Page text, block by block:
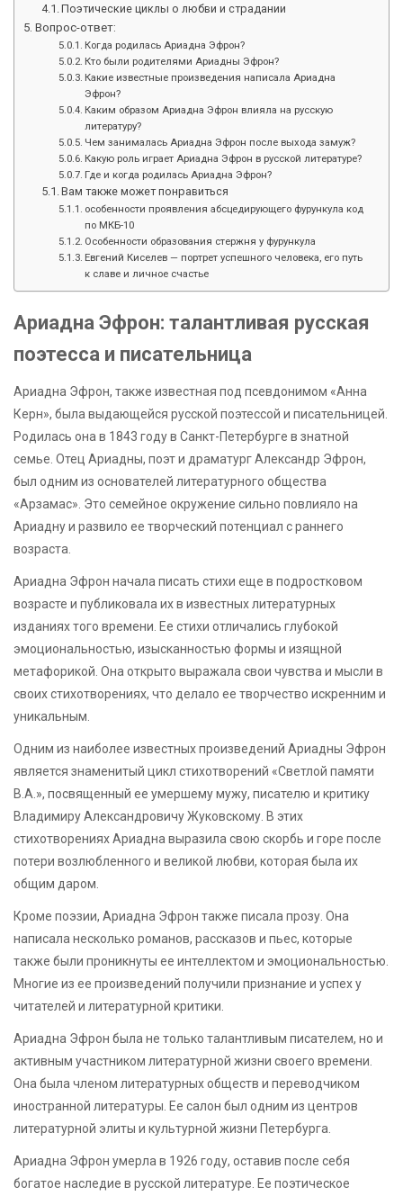
Поэтические циклы о любви и страдании
Вопрос-ответ:
Когда родилась Ариадна Эфрон?
Кто были родителями Ариадны Эфрон?
Какие известные произведения написала Ариадна
Эфрон?
Каким образом Ариадна Эфрон влияла на русскую
литературу?
Чем занималась Ариадна Эфрон после выхода замуж?
Какую роль играет Ариадна Эфрон в русской литературе?
Где и когда родилась Ариадна Эфрон?
Вам также может понравиться
особенности проявления абсцедирующего фурункула код
по МКБ-10
Особенности образования стержня у фурункула
Евгений Киселев — портрет успешного человека, его путь
к славе и личное счастье
Ариадна Эфрон: талантливая русская
поэтесса и писательница
Ариадна Эфрон, также известная под псевдонимом «Анна
Керн», была выдающейся русской поэтессой и писательницей.
Родилась она в 1843 году в Санкт-Петербурге в знатной
семье. Отец Ариадны, поэт и драматург Александр Эфрон,
был одним из основателей литературного общества
«Арзамас». Это семейное окружение сильно повлияло на
Ариадну и развило ее творческий потенциал с раннего
возраста.
Ариадна Эфрон начала писать стихи еще в подростковом
возрасте и публиковала их в известных литературных
изданиях того времени. Ее стихи отличались глубокой
эмоциональностью, изысканностью формы и изящной
метафорикой. Она открыто выражала свои чувства и мысли в
своих стихотворениях, что делало ее творчество искренним и
уникальным.
Одним из наиболее известных произведений Ариадны Эфрон
является знаменитый цикл стихотворений «Светлой памяти
В.А.», посвященный ее умершему мужу, писателю и критику
Владимиру Александровичу Жуковскому. В этих
стихотворениях Ариадна выразила свою скорбь и горе после
потери возлюбленного и великой любви, которая была их
общим даром.
Кроме поэзии, Ариадна Эфрон также писала прозу. Она
написала несколько романов, рассказов и пьес, которые
также были проникнуты ее интеллектом и эмоциональностью.
Многие из ее произведений получили признание и успех у
читателей и литературной критики.
Ариадна Эфрон была не только талантливым писателем, но и
активным участником литературной жизни своего времени.
Она была членом литературных обществ и переводчиком
иностранной литературы. Ее салон был одним из центров
литературной элиты и культурной жизни Петербурга.
Ариадна Эфрон умерла в 1926 году, оставив после себя
богатое наследие в русской литературе. Ее поэтическое